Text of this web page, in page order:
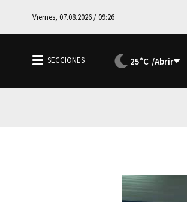
Viernes, 07.08.2026 / 09:26
25°C